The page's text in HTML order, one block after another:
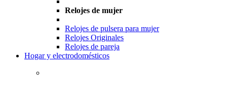
Relojes de mujer
Relojes de pulsera para mujer
Relojes Originales
Relojes de pareja
Hogar y electrodomésticos